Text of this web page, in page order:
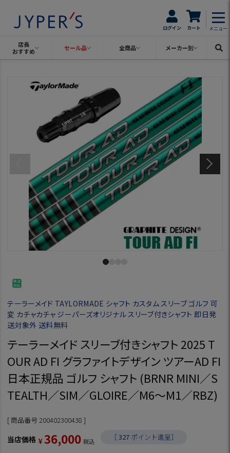
ログイン カート メニュー
店長
おすすめ
セール品 全商品 メーカー別
テーラーメイド TAYLORMADE シャフト カスタム スリーブ ゴルフ 可
変 カチャカチャ ジーパーズオリジナル スリーブ付きシャフト 即日発
送対象外 送料無料
テーラーメイド スリーブ付きシャフト 2025 T
OUR AD FI グラファイトデザイン ツアーAD FI
日本正規品 ゴルフ シャフト (BRNR MINI／S
TEALTH／SIM／GLOIRE／M6～M1／RBZ)
商品番号200402300438
当店価格 ¥36,000 税込 ［327 ポイント進呈］